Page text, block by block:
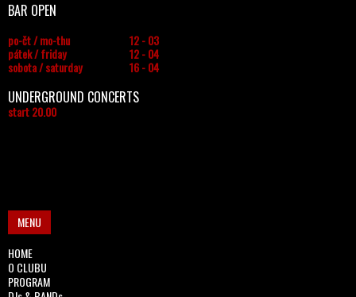
BAR OPEN
po-čt / mo-thu
12 - 03
pátek / friday
12 - 04
sobota / saturday
16 - 04
UNDERGROUND CONCERTS
start 20.00
MENU
HOME
O CLUBU
PROGRAM